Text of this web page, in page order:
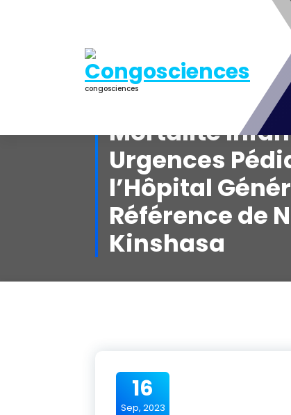
congosciences
Mortalité
Urgences
l’Hôpital
Référence de
Kinshasa
16
Sep, 2023